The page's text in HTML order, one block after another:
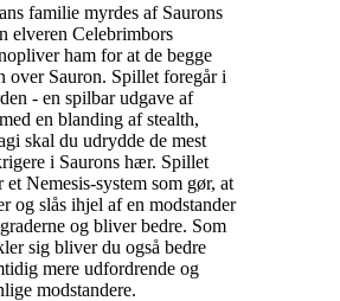
familie myrdes af Saurons
elveren Celebrimbors
ham for at de begge
over Sauron. Spillet foregår i
- en spilbar udgave af
en blanding af stealth,
skal du udrydde de mest
i Saurons hær. Spillet
et Nemesis-system som gør, at
og slås ihjel af en modstander
og bliver bedre. Som
sig bliver du også bedre
mere udfordrende og
modstandere.